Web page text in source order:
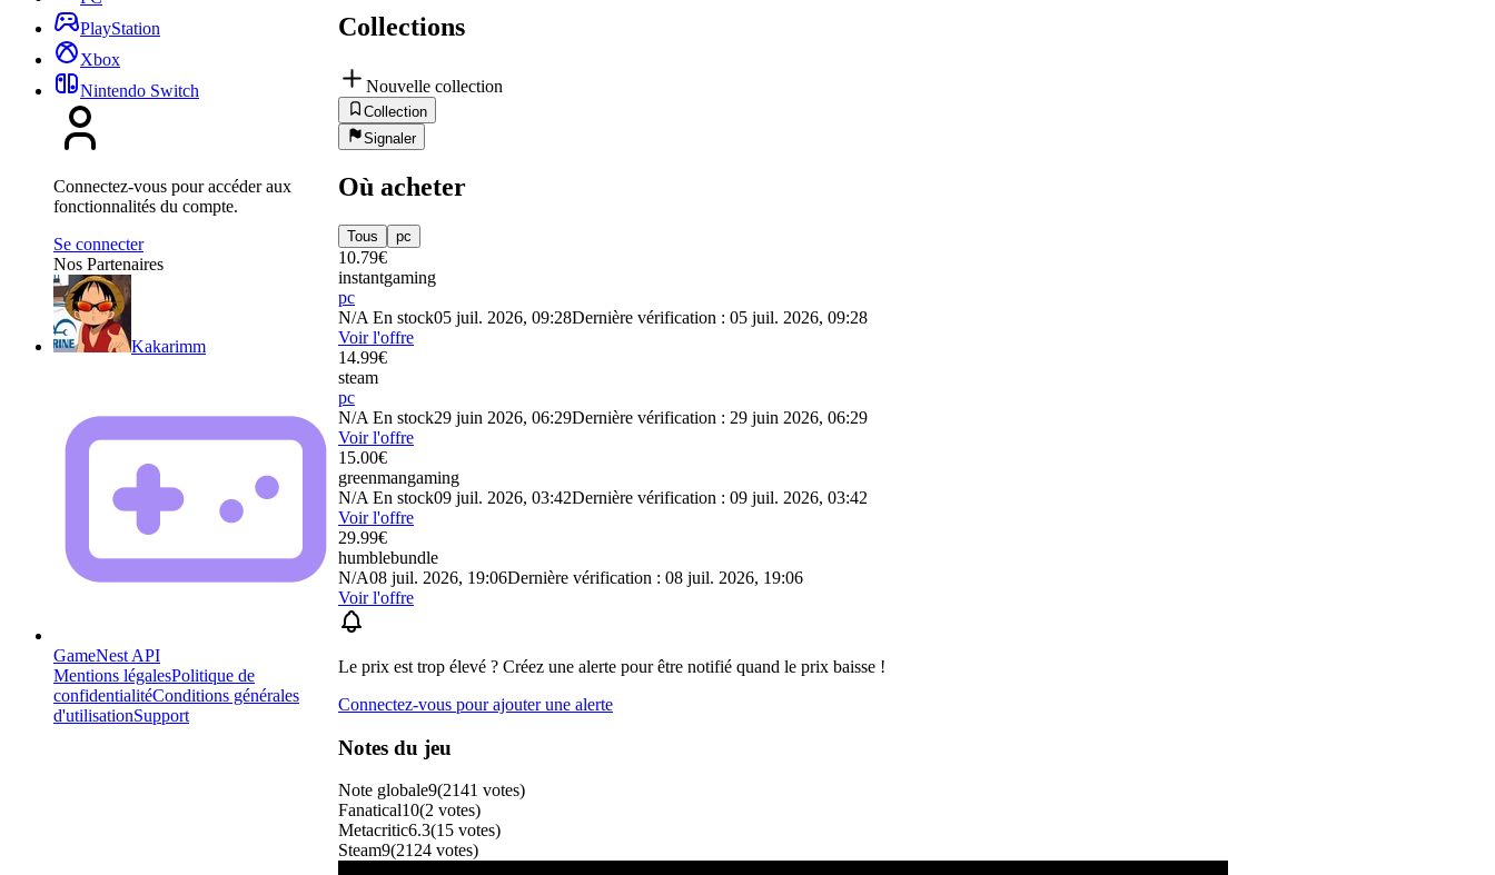
PlayStation
Xbox
Nintendo Switch
Connectez-vous pour accéder aux
fonctionnalités du compte.
Se connecter
Nos Partenaires
Kakarimm
GameNest API
Mentions légalesPolitique de
confidentialitéConditions générales
d'utilisationSupport
Collections
Nouvelle collection
Collection
Signaler
Où acheter
Tous pc
10.79€
instantgaming
pc
N/A En stock05 juil. 2026, 09:28Dernière vérification : 05 juil. 2026, 09:28
Voir l'offre
14.99€
steam
pc
N/A En stock29 juin 2026, 06:29Dernière vérification : 29 juin 2026, 06:29
Voir l'offre
15.00€
greenmangaming
N/A En stock09 juil. 2026, 03:42Dernière vérification : 09 juil. 2026, 03:42
Voir l'offre
29.99€
humblebundle
N/A08 juil. 2026, 19:06Dernière vérification : 08 juil. 2026, 19:06
Voir l'offre
Le prix est trop élevé ? Créez une alerte pour être notifié quand le prix baisse !
Connectez-vous pour ajouter une alerte
Notes du jeu
Note globale9(2141 votes)
Fanatical10(2 votes)
Metacritic6.3(15 votes)
Steam9(2124 votes)